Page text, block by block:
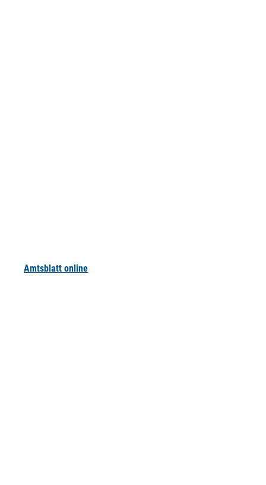
Amtsblatt online